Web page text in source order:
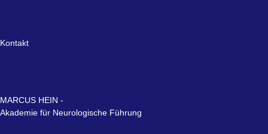
Kontakt
MARCUS HEIN -
Akademie für Neurologische Führung